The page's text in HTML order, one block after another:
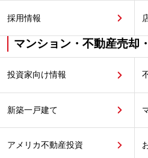
採用情報
マンション・不動産売却
投資家向け情報
新築一戸建て
アメリカ不動産投資